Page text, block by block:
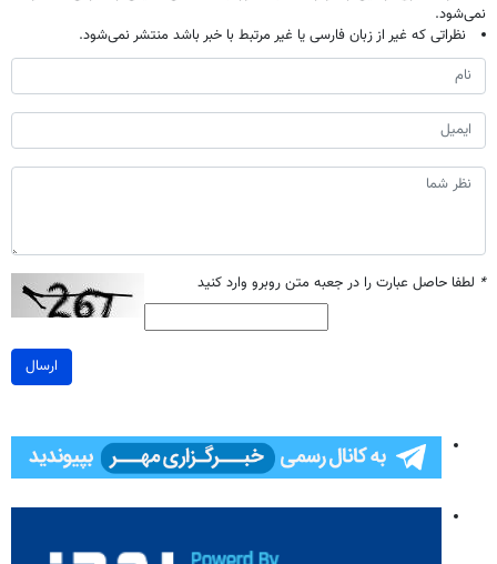
نمی‌شود.
نظراتی که غیر از زبان فارسی یا غیر مرتبط با خبر باشد منتشر نمی‌شود.
* لطفا حاصل عبارت را در جعبه متن روبرو وارد کنید
ارسال